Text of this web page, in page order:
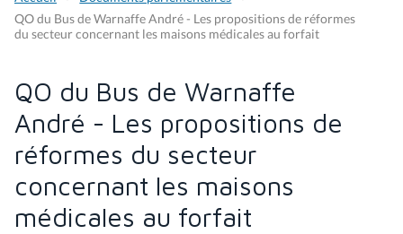
QO du Bus de Warnaffe André - Les propositions de réformes
du secteur concernant les maisons médicales au forfait
QO du Bus de Warnaffe
André - Les propositions de
réformes du secteur
concernant les maisons
médicales au forfait